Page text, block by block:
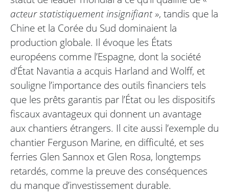
acteur statistiquement insignifiant », tandis que la
Chine et la Corée du Sud dominaient la
production globale. Il évoque les États
européens comme l’Espagne, dont la société
d’État Navantia a acquis Harland and Wolff, et
souligne l’importance des outils financiers tels
que les prêts garantis par l’État ou les dispositifs
fiscaux avantageux qui donnent un avantage
aux chantiers étrangers. Il cite aussi l’exemple du
chantier Ferguson Marine, en difficulté, et ses
ferries Glen Sannox et Glen Rosa, longtemps
retardés, comme la preuve des conséquences
du manque d’investissement durable.